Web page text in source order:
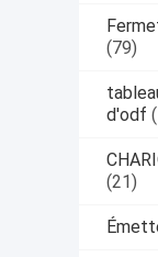
(79)
d'odf
(21)